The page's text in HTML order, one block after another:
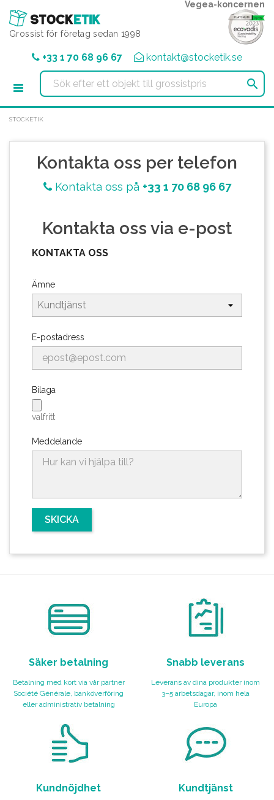
Grossist för företag sedan 1998
Vegea-koncernen
+33 1 70 68 96 67 kontakt@stocketik.se

STOCKETIK
Kontakta oss per telefon
Kontakta oss på +33 1 70 68 96 67
Kontakta oss via e-post
KONTAKTA OSS
Ämne
E-postadress
Bilaga
valfritt
Meddelande
Säker betalning
Betalning med kort via vår partner
Société Générale, banköverföring
eller administrativ betalning
Snabb leverans
Leverans av dina produkter inom
3–5 arbetsdagar, inom hela
Europa
Kundnöjdhet Kundtjänst